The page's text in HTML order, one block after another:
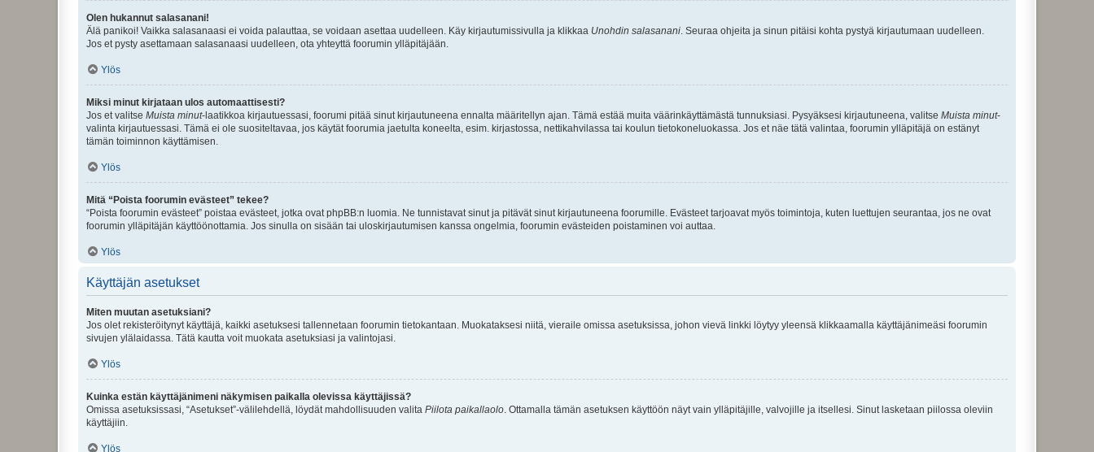
Olen hukannut salasanani!
Älä panikoi! Vaikka salasanaasi ei voida palauttaa, se voidaan asettaa uudelleen. Käy kirjautumissivulla ja klikkaa Unohdin salasanani . Seuraa ohjeita ja sinun pitäisi kohta pystyä kirjautumaan uudelleen.
Jos et pysty asettamaan salasanaasi uudelleen, ota yhteyttä foorumin ylläpitäjään.
Ylös
Miksi minut kirjataan ulos automaattisesti?
Jos et valitse Muista minut-laatikkoa kirjautuessasi, foorumi pitää sinut kirjautuneena ennalta määritellyn ajan. Tämä estää muita väärinkäyttämästä tunnuksiasi. Pysyäksesi kirjautuneena, valitse Muista minut-
valinta kirjautuessasi. Tämä ei ole suositeltavaa, jos käytät foorumia jaetulta koneelta, esim. kirjastossa, nettikahvilassa tai koulun tietokoneluokassa. Jos et näe tätä valintaa, foorumin ylläpitäjä on estänyt
tämän toiminnon käyttämisen.
Ylös
Mitä “Poista foorumin evästeet” tekee?
“Poista foorumin evästeet” poistaa evästeet, jotka ovat phpBB:n luomia. Ne tunnistavat sinut ja pitävät sinut kirjautuneena foorumille. Evästeet tarjoavat myös toimintoja, kuten luettujen seurantaa, jos ne ovat
foorumin ylläpitäjän käyttöönottamia. Jos sinulla on sisään tai uloskirjautumisen kanssa ongelmia, foorumin evästeiden poistaminen voi auttaa.
Ylös
Käyttäjän asetukset
Miten muutan asetuksiani?
Jos olet rekisteröitynyt käyttäjä, kaikki asetuksesi tallennetaan foorumin tietokantaan. Muokataksesi niitä, vieraile omissa asetuksissa, johon vievä linkki löytyy yleensä klikkaamalla käyttäjänimeäsi foorumin
sivujen ylälaidassa. Tätä kautta voit muokata asetuksiasi ja valintojasi.
Ylös
Kuinka estän käyttäjänimeni näkymisen paikalla olevissa käyttäjissä?
Omissa asetuksissasi, “Asetukset”-välilehdellä, löydät mahdollisuuden valita Piilota paikallaolo . Ottamalla tämän asetuksen käyttöön näyt vain ylläpitäjille, valvojille ja itsellesi. Sinut lasketaan piilossa oleviin
käyttäjiin.
Ylös